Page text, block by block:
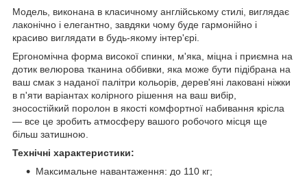
Модель, виконана в класичному англійському стилі, виглядає
лаконічно і елегантно, завдяки чому буде гармонійно і
красиво виглядати в будь-якому інтер'єрі.
Ергономічна форма високої спинки, м'яка, міцна і приємна на
дотик велюрова тканина оббивки, яка може бути підібрана на
ваш смак з наданої палітри кольорів, дерев'яні лаковані ніжки
в п'яти варіантах колірного рішення на ваш вибір,
зносостійкий поролон в якості комфортної набивання крісла
— все це зробить атмосферу вашого робочого місця ще
більш затишною.
Технічні характеристики:
Максимальне навантаження: до 110 кг;